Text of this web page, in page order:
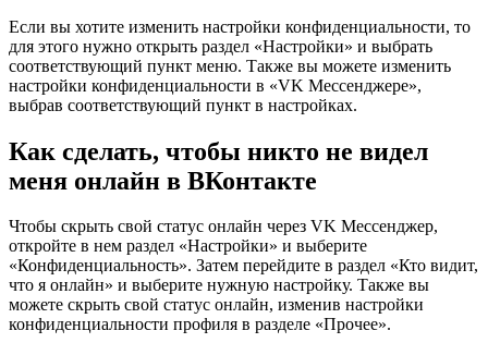
Если вы хотите изменить настройки конфиденциальности, то
для этого нужно открыть раздел «Настройки» и выбрать
соответствующий пункт меню. Также вы можете изменить
настройки конфиденциальности в «VK Мессенджере»,
выбрав соответствующий пункт в настройках.
Как сделать, чтобы никто не видел
меня онлайн в ВКонтакте
Чтобы скрыть свой статус онлайн через VK Мессенджер,
откройте в нем раздел «Настройки» и выберите
«Конфиденциальность». Затем перейдите в раздел «Кто видит,
что я онлайн» и выберите нужную настройку. Также вы
можете скрыть свой статус онлайн, изменив настройки
конфиденциальности профиля в разделе «Прочее».